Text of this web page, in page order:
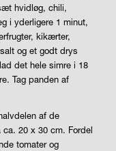
hvidløg, chili,
i yderligere 1 minut,
kikærter,
og et godt drys
det hele simre i 18
Tag panden af
af de
20 x 30 cm. Fordel
tomater og